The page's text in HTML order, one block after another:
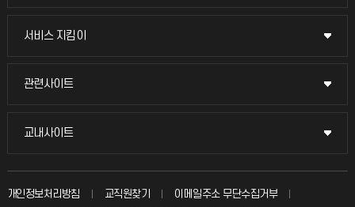
교무회의방송
입학안내
서비스 지킴이
서비스 지킴이
묻고 답하기
칭찬마당
관련사이트
관련사이트
국방헬프콜
교내사이트
교내사이트
교수회
개인정보처리방침 교직원찾기
이메일주소 무단수집거부